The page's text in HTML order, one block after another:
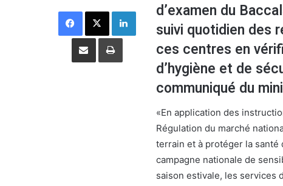
d’examen du
suivi quotidien des
ces centres en
d’hygiène et de
communiqué du
«En application des
Régulation du marché
terrain et à protéger la santé
campagne nationale de
saison estivale, les services
Facebook X Linkedin
Partager par email Imprimer